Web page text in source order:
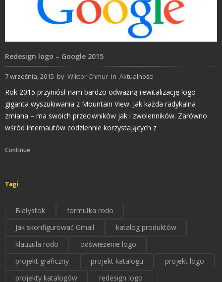
Redesign logo – Google 2015
7 września, 2015 by Wiktor Chmur in Aktualności
Rok 2015 przyniósł nam bardzo odważną rewitalizację logo
giganta wyszukiwania z Mountain View. Jak każda radykalna
zmiana – ma swoich przeciwników jak i zwolenników. Zarówno
wśród internautów codziennie korzystających z
Continue
Tagi
Białystok
formułka rodo
Jak skonfigurować Gmail
katalog produktów
klauzula rodo
odświeżenie logo
projekt graficzny
projekt katalogu
projekt logo
projekty katalogów
redesign logo